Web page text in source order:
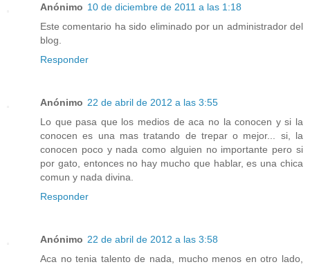
Anónimo 10 de diciembre de 2011 a las 1:18
Este comentario ha sido eliminado por un administrador del
blog.
Responder
Anónimo 22 de abril de 2012 a las 3:55
Lo que pasa que los medios de aca no la conocen y si la
conocen es una mas tratando de trepar o mejor... si, la
conocen poco y nada como alguien no importante pero si
por gato, entonces no hay mucho que hablar, es una chica
comun y nada divina.
Responder
Anónimo 22 de abril de 2012 a las 3:58
Aca no tenia talento de nada, mucho menos en otro lado,